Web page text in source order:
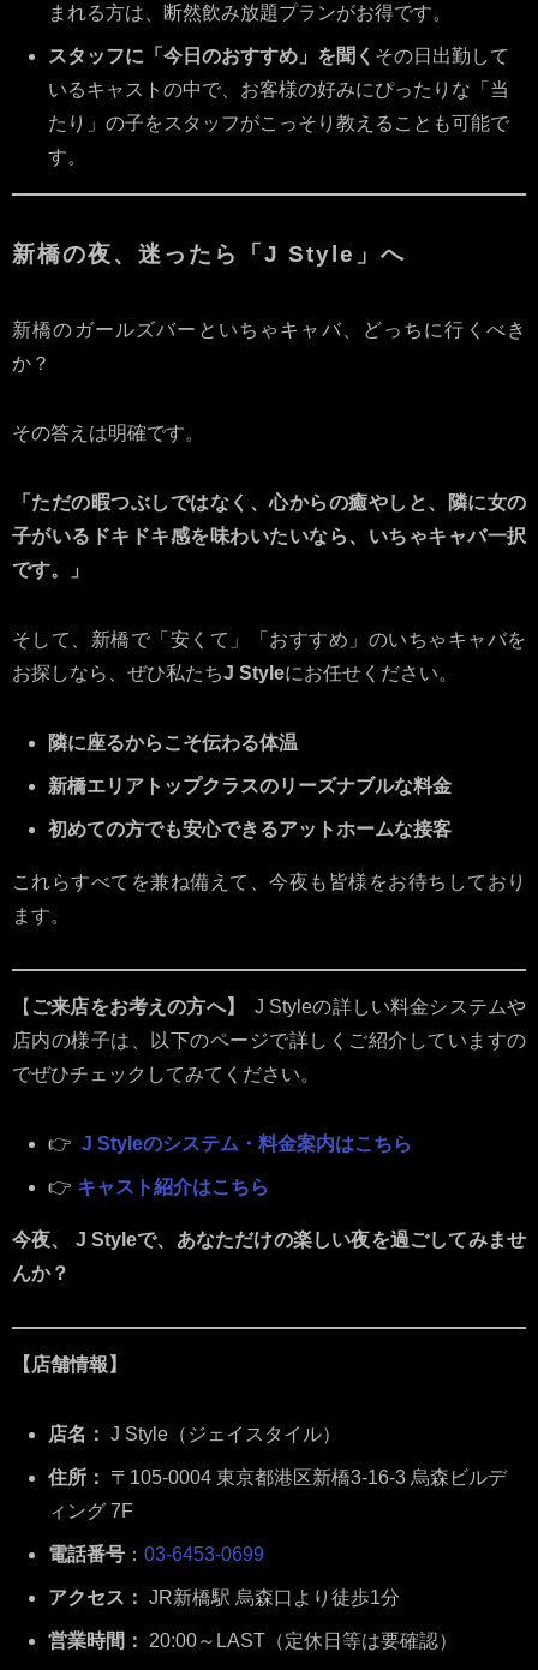
まれる方は、断然飲み放題プランがお得です。
スタッフに「今日のおすすめ」を聞く その日出勤して
いるキャストの中で、お客様の好みにぴったりな「当
たり」の子をスタッフがこっそり教えることも可能で
す。
新橋の夜、迷ったら「J Style」へ
新橋のガールズバーといちゃキャバ、どっちに行くべき
か？
その答えは明確です。
「ただの暇つぶしではなく、心からの癒やしと、隣に女の
子がいるドキドキ感を味わいたいなら、いちゃキャバ一択
です。」
そして、新橋で「安くて」「おすすめ」のいちゃキャバを
お探しなら、ぜひ私たちJ Styleにお任せください。
隣に座るからこそ伝わる体温
新橋エリアトップクラスのリーズナブルな料金
初めての方でも安心できるアットホームな接客
これらすべてを兼ね備えて、今夜も皆様をお待ちしており
ます。
【 ご来店をお考えの方へ】
J Styleの詳しい料金システムや
店内の様子は、以下のページで詳しくご紹介していますの
でぜひチェックしてみてください。
👉 J Styleのシステム・料金案内はこちら
👉 キャスト紹介はこちら
今夜、 J Styleで、あなただけの楽しい夜を過ごしてみませ
んか？
【店舗情報】
店名： J Style（ジェイスタイル）
住所：
〒105-0004 東京都港区新橋3-16-3 烏森ビルデ
ィング 7F
電話番号 ： 03-6453-0699
アクセス： JR新橋駅 烏森口より徒歩1分
営業時間： 20:00～LAST（定休日等は要確認）